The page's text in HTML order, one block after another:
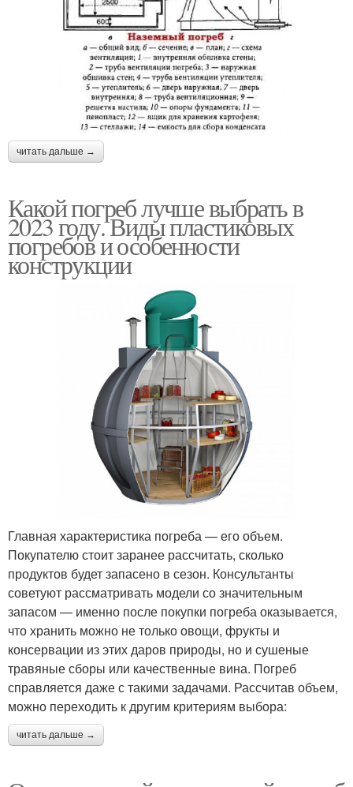
читать дальше →
Какой погреб лучше выбрать в
2023 году. Виды пластиковых
погребов и особенности
конструкции
Главная характеристика погреба — его объем.
Покупателю стоит заранее рассчитать, сколько
продуктов будет запасено в сезон. Консультанты
советуют рассматривать модели со значительным
запасом — именно после покупки погреба оказывается,
что хранить можно не только овощи, фрукты и
консервации из этих даров природы, но и сушеные
травяные сборы или качественные вина. Погреб
справляется даже с такими задачами. Рассчитав объем,
можно переходить к другим критериям выбора:
читать дальше →